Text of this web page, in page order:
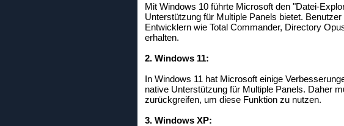
Mit Windows 10 führte Microsoft den "Datei-
Unterstützung für Multiple Panels bietet.
Entwicklern wie Total Commander, Directory
erhalten.
2. Windows 11:
In Windows 11 hat Microsoft einige
native Unterstützung für Multiple Panels. Daher
zurückgreifen, um diese Funktion zu nutzen.
3. Windows XP: